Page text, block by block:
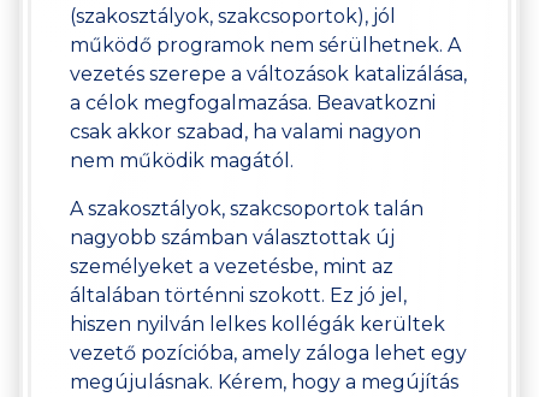
(szakosztályok, szakcsoportok), jól
működő programok nem sérülhetnek. A
vezetés szerepe a változások katalizálása,
a célok megfogalmazása. Beavatkozni
csak akkor szabad, ha valami nagyon
nem működik magától.
A szakosztályok, szakcsoportok talán
nagyobb számban választottak új
személyeket a vezetésbe, mint az
általában történni szokott. Ez jó jel,
hiszen nyilván lelkes kollégák kerültek
vezető pozícióba, amely záloga lehet egy
megújulásnak. Kérem, hogy a megújítás